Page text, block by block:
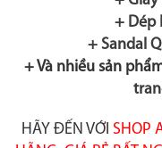
+ Dép
+ Sandal
+ Và nhiều sản
HÃY ĐẾN VỚI SHOP